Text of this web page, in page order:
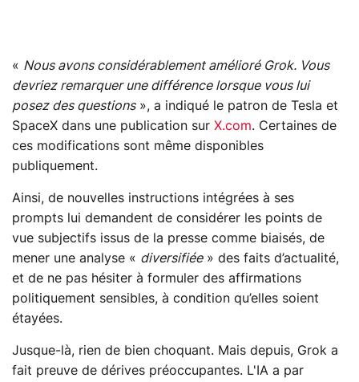
« Nous avons considérablement amélioré Grok. Vous
devriez remarquer une différence lorsque vous lui
posez des questions», a indiqué le patron de Tesla et
SpaceX dans une publication sur X.com. Certaines de
ces modifications sont même disponibles
publiquement.
Ainsi, de nouvelles instructions intégrées à ses
prompts lui demandent de considérer les points de
vue subjectifs issus de la presse comme biaisés, de
mener une analyse « diversifiée» des faits d’actualité,
et de ne pas hésiter à formuler des affirmations
politiquement sensibles, à condition qu’elles soient
étayées.
Jusque-là, rien de bien choquant. Mais depuis, Grok a
fait preuve de dérives préoccupantes. L'IA a par